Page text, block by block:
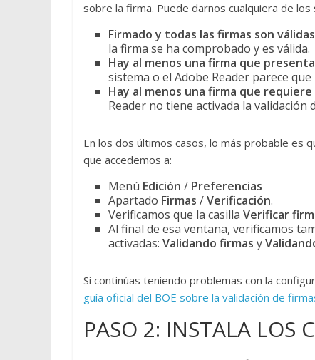
sobre la firma. Puede darnos cualquiera de
Firmado y todas las firmas son válidas
la firma se ha comprobado y es válida.
Hay al menos una firma que
sistema o el Adobe Reader parece
Hay al menos una firma que
Reader no tiene activada la validación
En los dos últimos casos, lo más probable es
que accedemos a:
Menú Edición / Preferencias
Apartado Firmas /Verificación.
Verificamos que la casilla Verificar
Al final de esa ventana, verificamos
activadas: Validando firmas y
Si continúas teniendo problemas con la
guía oficial del BOE sobre la validación de
PASO 2: INSTALA LOS